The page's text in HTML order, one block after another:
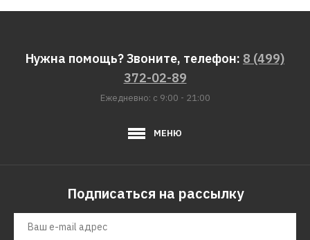
DIETRICH DPI4441BT
197390р.
DIETRICH DPI4442B
Нужна помощь? Звоните, телефон: 8 (499)
372-02-89
Ежедневно: с 9:00 - 21:00
МЕНЮ
Подписаться на рассылку